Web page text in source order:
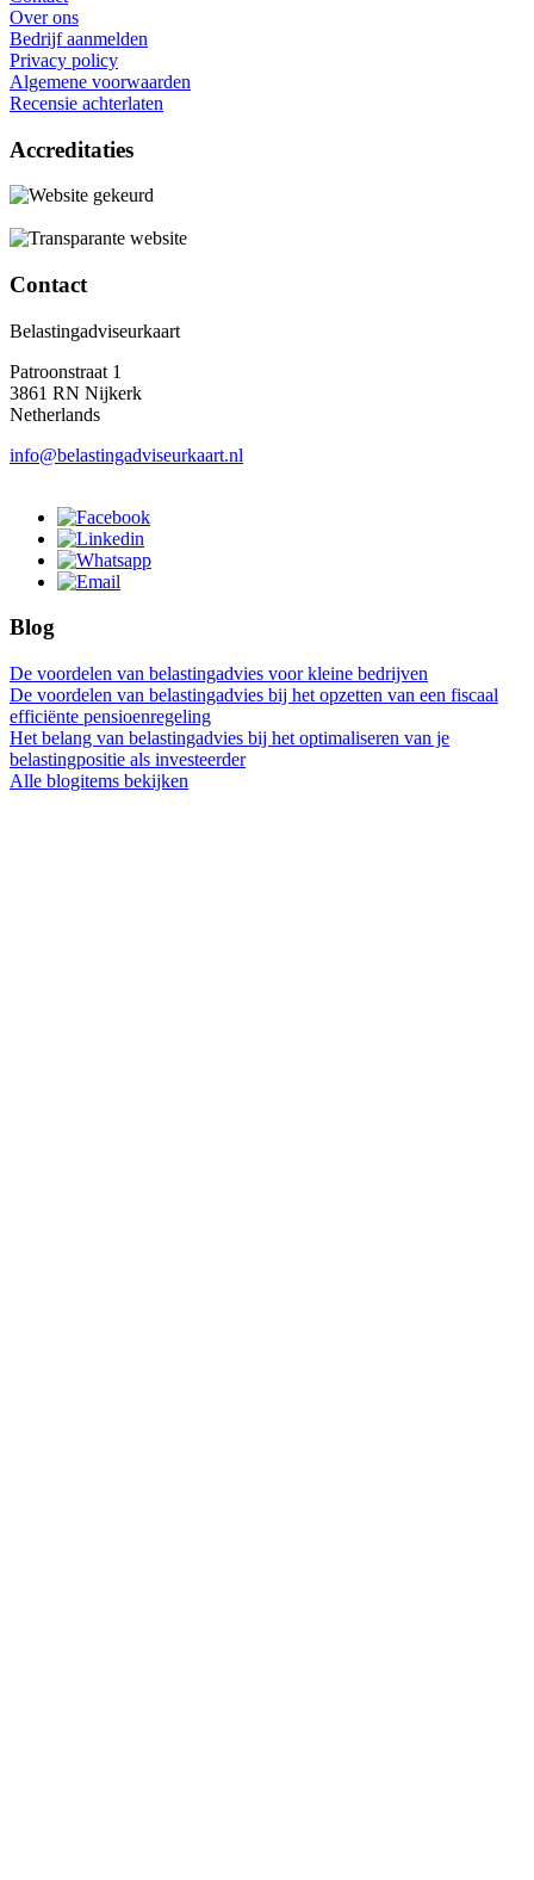
Over ons
Bedrijf aanmelden
Privacy policy
Algemene voorwaarden
Recensie achterlaten
Accreditaties
Contact
Belastingadviseurkaart
Patroonstraat 1
3861 RN Nijkerk
Netherlands
info@belastingadviseurkaart.nl
Blog
De voordelen van belastingadvies voor kleine bedrijven
De voordelen van belastingadvies bij het opzetten van een fiscaal
efficiënte pensioenregeling
Het belang van belastingadvies bij het optimaliseren van je
belastingpositie als investeerder
Alle blogitems bekijken